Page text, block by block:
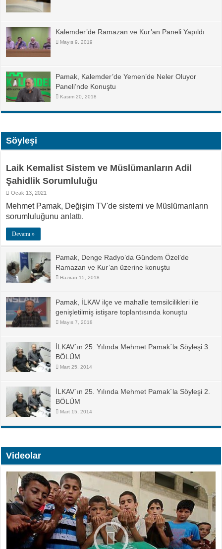
Kalemder’de Ramazan ve Kur’an Paneli Yapıldı
Mayıs 9, 2019
Pamak, Kalemder’de Yemen’de Neler Oluyor
Paneli’nde Konuştu
Kasım 20, 2018
Söyleşi
Laik Kemalist Sistem ve Müslümanların Adil
Şahidlik Sorumluluğu
Ocak 13, 2021
Mehmet Pamak, Değişim TV'de sistemi ve Müslümanların
sorumluluğunu anlattı.
Devamı »
Pamak, Denge Radyo’da Gündem Özel’de
Ramazan ve Kur’an üzerine konuştu
Haziran 15, 2018
Pamak, İLKAV ilçe ve mahalle temsilcilikleri ile
genişletilmiş istişare toplantısında konuştu
Mayıs 7, 2018
İLKAV´ın 25. Yılında Mehmet Pamak´la Söyleşi 3.
BÖLÜM
Mart 25, 2014
İLKAV´ın 25. Yılında Mehmet Pamak´la Söyleşi 2.
BÖLÜM
Mart 15, 2014
Videolar